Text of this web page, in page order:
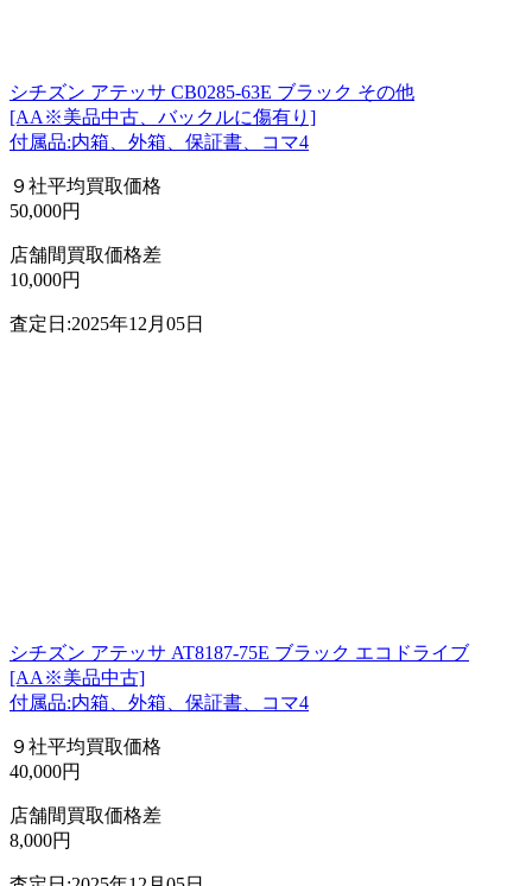
シチズン アテッサ CB0285-63E ブラック その他
[AA※美品中古、バックルに傷有り]
付属品:内箱、外箱、保証書、コマ4
９社平均買取価格
50,000円
店舗間買取価格差
10,000円
査定日:2025年12月05日
シチズン アテッサ AT8187-75E ブラック エコドライブ
[AA※美品中古]
付属品:内箱、外箱、保証書、コマ4
９社平均買取価格
40,000円
店舗間買取価格差
8,000円